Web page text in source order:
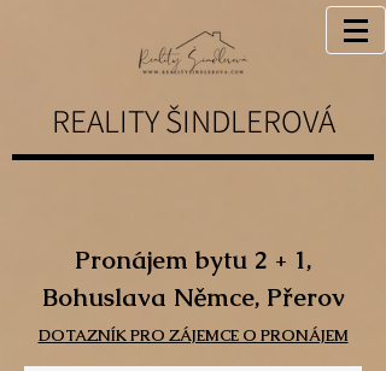
REALITY ŠINDLEROVÁ
Pronájem bytu 2 + 1,
Bohuslava Němce, Přerov
DOTAZNÍK PRO ZÁJEMCE O PRONÁJEM